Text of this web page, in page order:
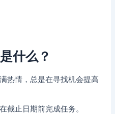
什么？
热情，总是在寻找机会提高
截止日期前完成任务。